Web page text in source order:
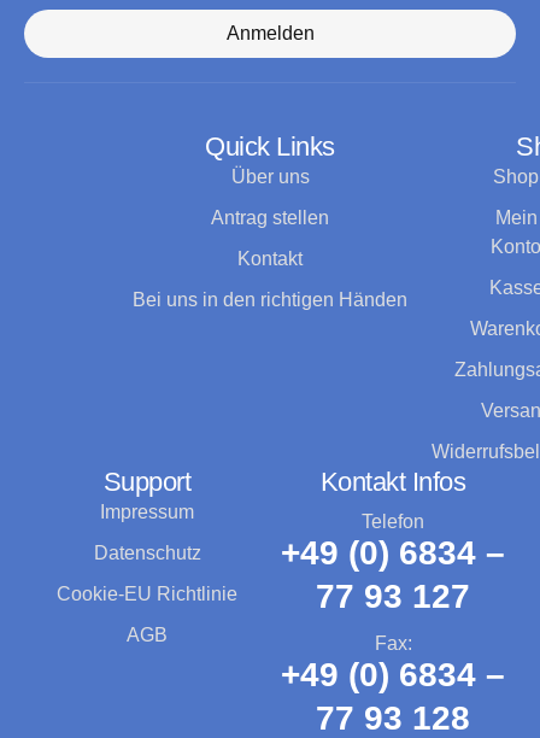
Anmelden
Quick Links
Über uns
Antrag stellen
Kontakt
Bei uns in den richtigen Händen
Shop
Mein
Konto
Support
Impressum
Datenschutz
Cookie-EU Richtlinie
AGB
Kontakt Infos
Telefon
+49 (0) 6834 –
77 93 127
Fax:
+49 (0) 6834 –
77 93 128